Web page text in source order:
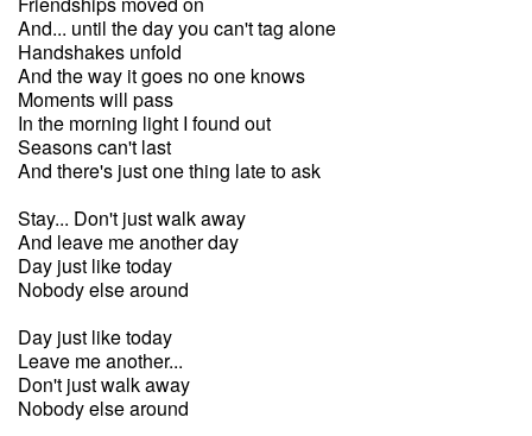
And... until the day you can't tag alone
Handshakes unfold
And the way it goes no one knows
Moments will pass
In the morning light I found out
Seasons can't last
And there's just one thing late to ask
Stay... Don't just walk away
And leave me another day
Day just like today
Nobody else around
Day just like today
Leave me another...
Don't just walk away
Nobody else around